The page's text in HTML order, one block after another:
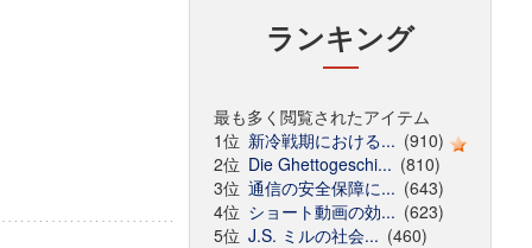
ランキング
最も多く閲覧されたアイテム
1位 新冷戦期における... (910)
2位 Die Ghettogeschi... (810)
3位 通信の安全保障に... (643)
4位 ショート動画の効... (623)
5位 J.S. ミルの社会... (460)